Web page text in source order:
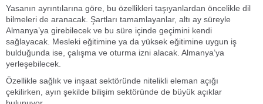
Yasanın ayrıntılarına göre, bu özellikleri taşıyanlardan öncelikle dil
bilmeleri de aranacak. Şartları tamamlayanlar, altı ay süreyle
Almanya’ya girebilecek ve bu süre içinde geçimini kendi
sağlayacak. Mesleki eğitimine ya da yüksek eğitimine uygun iş
bulduğunda ise, çalışma ve oturma izni alacak. Almanya’ya
yerleşebilecek.
Özellikle sağlık ve inşaat sektöründe nitelikli eleman açığı
çekilirken, ayın şekilde bilişim sektöründe de büyük açıklar